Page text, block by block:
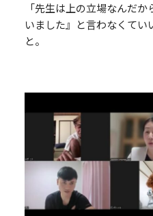
「先生は上の立場なんだ
いました』と言わなくてい
と。